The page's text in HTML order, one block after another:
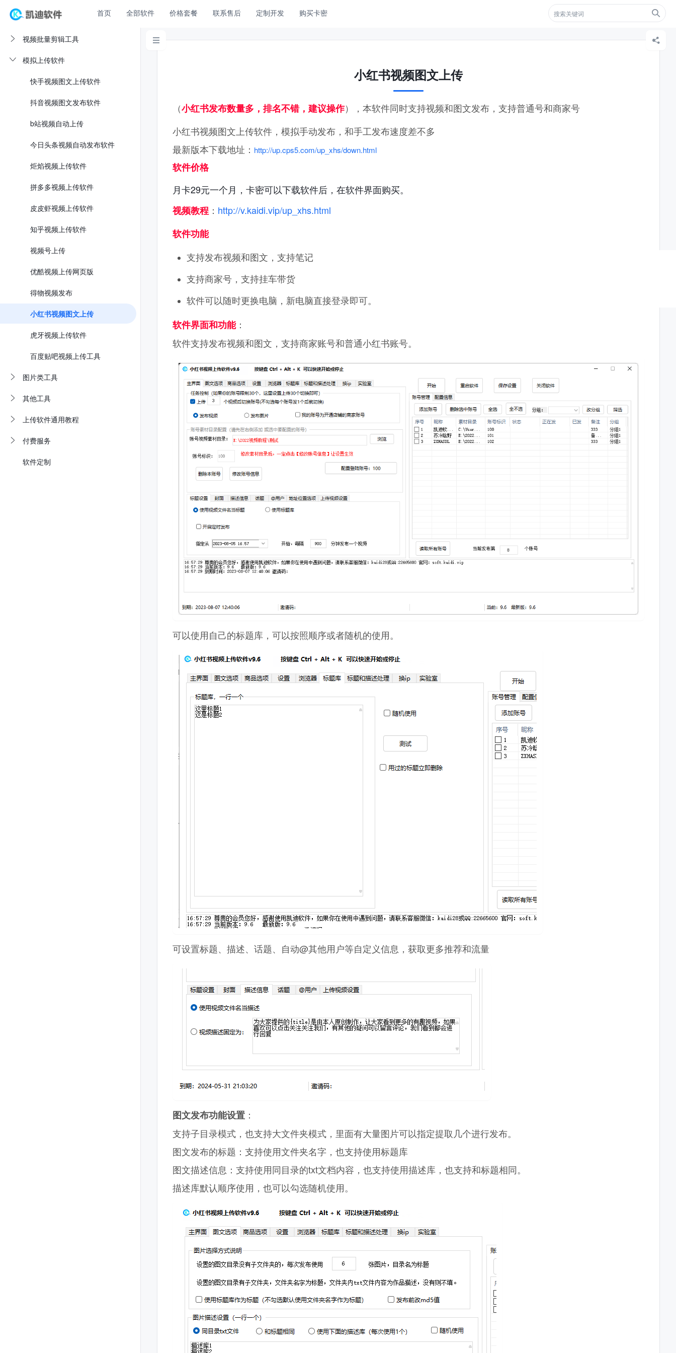
首页 全部软件 价格套餐 联系售后 定制开发 购买卡密 
视频批量剪辑工具
模拟上传软件
快手视频图文上传软件
抖音视频图文发布软件
b站视频自动上传
今日头条视频自动发布软件
炬焰视频上传软件
拼多多视频上传软件
皮皮虾视频上传软件
知乎视频上传软件
视频号上传
优酷视频上传网页版
得物视频发布
小红书视频图文上传
虎牙视频上传软件
百度贴吧视频上传工具
图片类工具
其他工具
上传软件通用教程
付费服务
软件定制

小红书视频图文上传
（小红书发布数量多，排名不错，建议操作），本软件同时支持视频和图文发布，支持普通号和商家号
小红书视频图文上传软件，模拟手动发布，和手工发布速度差不多
最新版本下载地址： http://up.cps5.com/up_xhs/down.html
软件价格
月卡29元一个月，卡密可以下载软件后，在软件界面购买。
视频教程 ： http://v.kaidi.vip/up_xhs.html
软件功能
支持发布视频和图文，支持笔记
支持商家号，支持挂车带货
软件可以随时更换电脑，新电脑直接登录即可。
软件界面和功能：
软件支持发布视频和图文，支持商家账号和普通小红书账号。
可以使用自己的标题库，可以按照顺序或者随机的使用。
可设置标题、描述、话题、自动@其他用户等自定义信息，获取更多推荐和流量
图文发布功能设置 ：
支持子目录模式，也支持大文件夹模式，里面有大量图片可以指定提取几个进行发布。
图文发布的标题：支持使用文件夹名字，也支持使用标题库
图文描述信息：支持使用同目录的txt文档内容，也支持使用描述库，也支持和标题相同。
描述库默认顺序使用，也可以勾选随机使用。
